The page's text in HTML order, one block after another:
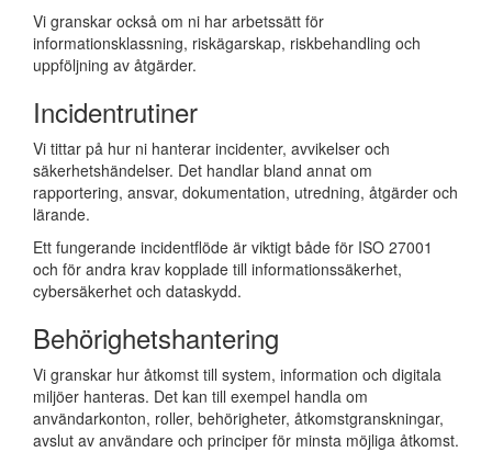
Vi granskar också om ni har arbetssätt för
informationsklassning, riskägarskap, riskbehandling och
uppföljning av åtgärder.
Incidentrutiner
Vi tittar på hur ni hanterar incidenter, avvikelser och
säkerhetshändelser. Det handlar bland annat om
rapportering, ansvar, dokumentation, utredning, åtgärder och
lärande.
Ett fungerande incidentflöde är viktigt både för ISO 27001
och för andra krav kopplade till informationssäkerhet,
cybersäkerhet och dataskydd.
Behörighetshantering
Vi granskar hur åtkomst till system, information och digitala
miljöer hanteras. Det kan till exempel handla om
användarkonton, roller, behörigheter, åtkomstgranskningar,
avslut av användare och principer för minsta möjliga åtkomst.